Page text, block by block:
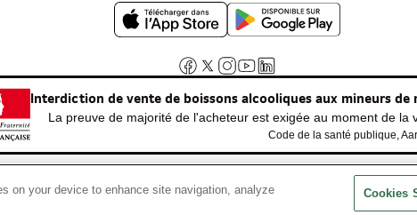
Interdiction de vente de boissons alcooliques aux mineurs de
La preuve de majorité de l'acheteur est exigée au moment de la
Code de la santé publique,
© Tous droits réservés
on your device to enhance site navigation, analyze
Cookies